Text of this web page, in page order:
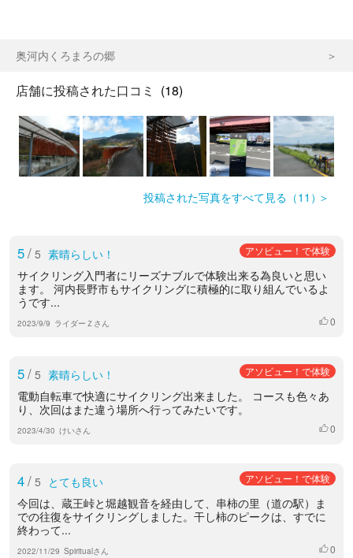
奥河内くろまろの郷
店舗に投稿された口コミ (18)
投稿された写真をすべて見る（11）
5/ 5 素晴らしい！ アソビュー！で体験
サイクリング入門者にリーズナブルで体験出来る為良いと思い
ます。 河内長野市もサイクリングに積極的に取り組んでいるよ
うです...
2023/9/9 ライダーＺさん いいね
0
5/ 5 素晴らしい！ アソビュー！で体験
電動自転車で快適にサイクリング出来ました。 コースも色々あ
り、次回はまた違う場所へ行ってみたいです。
2023/4/30 けいさん いいね
0
4/ 5 とても良い アソビュー！で体験
今回は、蔵王峠と堀越観音を経由して、串柿の里（道の駅）ま
での往復をサイクリングしました。干し柿のピークは、すでに
終わって...
2022/11/29 Spiritualさん いいね
0